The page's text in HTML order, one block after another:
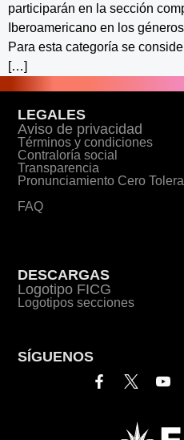
participarán en la sección
Iberoamericano en los
Para esta categoría se
[…]
LEGALES
Aviso de privacidad
Términos y condiciones
Contraloría social
Transparencia
Pronunciamiento Cero
FAQ
DESCARGAS
Logotipo FICG
Logotipos secciones
SÍGUENOS